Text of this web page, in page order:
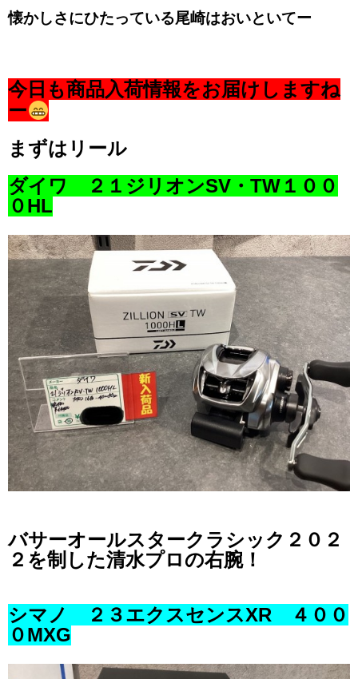
懐かしさにひたっている尾崎はおいといてー
今日も商品入荷情報をお届けしますね
ー
まずはリール
ダイワ ２１ジリオンSV・TW１００
０HL
バサーオールスタークラシック２０２
２を制した清水プロの右腕！
シマノ ２３エクスセンスXR ４００
０MXG